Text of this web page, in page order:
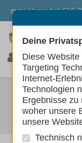
gratis Versand ab CHF
0 0 0
Hunde
Deine
Diese
Targeting
Internet-
Technologien
Ergebnisse zu
woher unsere
unsere
Technisch